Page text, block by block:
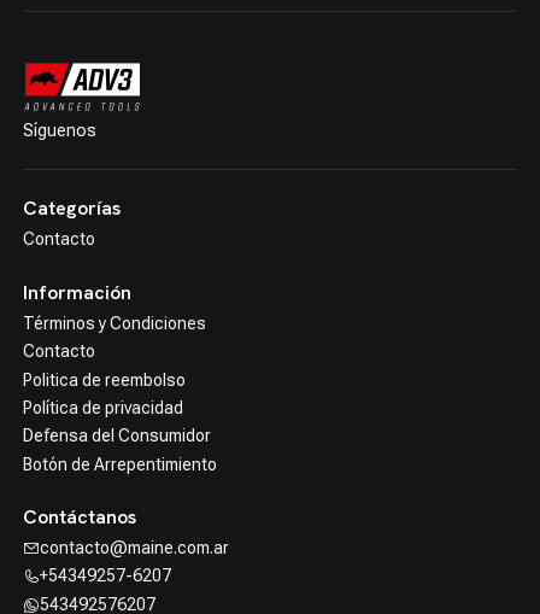
Síguenos
Categorías
Contacto
Información
Términos y Condiciones
Contacto
Politica de reembolso
Política de privacidad
Defensa del Consumidor
Botón de Arrepentimiento
Contáctanos
contacto@maine.com.ar
+54349257-6207
543492576207